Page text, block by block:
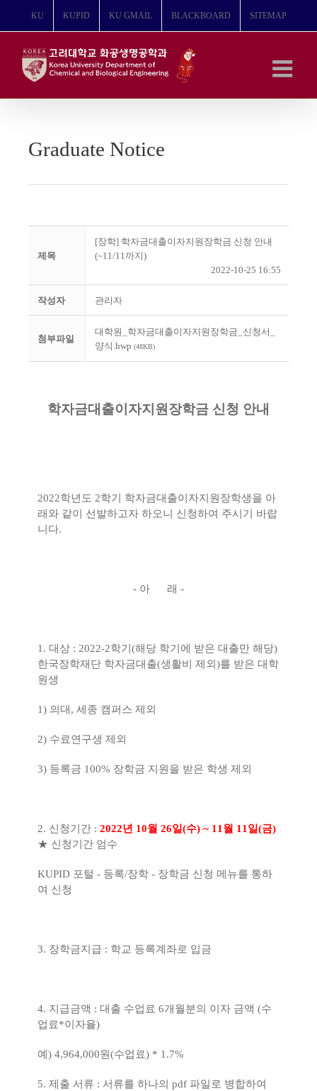
뛰
KU KUPID KU GMAIL BLACKBOARD SITEMAP
Graduate Notice
제목
[장학] 학자금대출이자지원장학금 신청 안내
(~11/11까지)
2022-10-25 16:55
작성자 관리자
첨부파일
대학원_학자금대출이자지원장학금_신청서_
양식.hwp (48KB)
학자금대출이자지원장학금 신청 안내
2022학년도 2학기 학자금대출이자지원장학생을 아
래와 같이 선발하고자 하오니 신청하여 주시기 바랍
니다.
- 아 래 -
1. 대상 : 2022-2학기 (해당 학기에 받은 대출만 해당)
한국장학재단 학자금대출(생활비 제외 )를 받은 대학
원생
1) 의대 , 세종 캠퍼스 제외
2) 수료연구생 제외
3) 등록금 100% 장학금 지원을 받은 학생 제외
2. 신청기간 : 2022년 10월 26일(수) ~ 11월 11일(금)
★ 신청기간 엄수
KUPID 포털 - 등록/장학 - 장학금 신청 메뉴를 통하
여 신청
3. 장학금지급 : 학교 등록계좌로 입금
4. 지급금액 : 대출 수업료 6개월분의 이자 금액 (수
업료*이자율)
예 ) 4,964,000원(수업료) * 1.7%
5. 제출 서류 : 서류를 하나의 pdf 파일로 병합하여